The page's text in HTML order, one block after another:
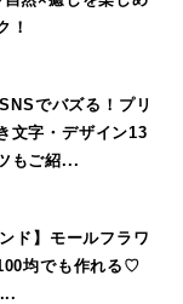
！
でバズる！プリ
文字・デザイン13
もご紹...
ド】モールフラワ
均でも作れる♡